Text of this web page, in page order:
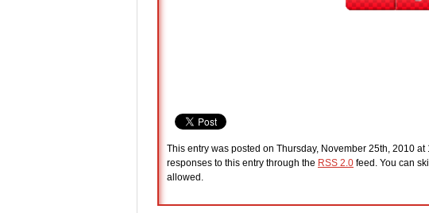
This entry was posted on Thursday, November 25th, 2010
responses to this entry through the RSS 2.0 feed. You can
allowed.